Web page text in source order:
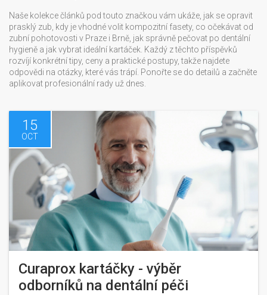
Naše kolekce článků pod touto značkou vám ukáže, jak se opravit
prasklý zub, kdy je vhodné volit kompozitní fasety, co očekávat od
zubní pohotovosti v Praze i Brně, jak správně pečovat po dentální
hygieně a jak vybrat ideální kartáček. Každý z těchto příspěvků
rozvíjí konkrétní tipy, ceny a praktické postupy, takže najdete
odpovědi na otázky, které vás trápí. Ponořte se do detailů a začněte
aplikovat profesionální rady už dnes.
15
OCT
Curaprox kartáčky - výběr
odborníků na dentální péči